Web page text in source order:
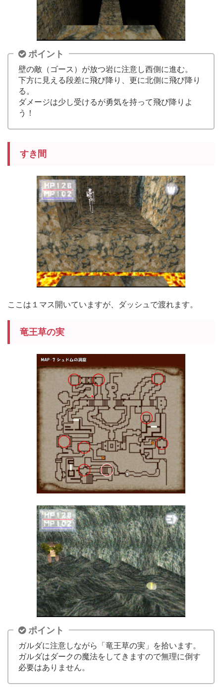
ポイント
壁の敵（ゴース）が放つ岩に注意し西側に進む。
下方に見える段差に飛び降り、更に北側に飛び降り
る。
ダメージは少し受けるが勇気を持って飛び降りよ
う！
すき間
ここは１マス開いていますが、ダッシュで渡れます。
竜王草の実
ポイント
ガルダに注意しながら「竜王草の実」を拾います。
ガルダはダークの魔法をしてきますので無理に倒す
必要はありません。